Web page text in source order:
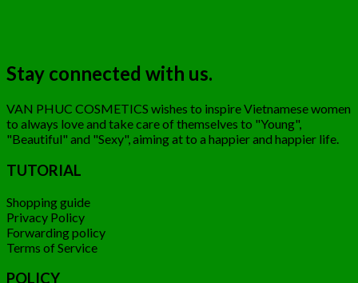
Stay connected with us.
VAN PHUC COSMETICS wishes to inspire Vietnamese women
to always love and take care of themselves to "Young",
"Beautiful" and "Sexy", aiming at to a happier and happier life.
TUTORIAL
Shopping guide
Privacy Policy
Forwarding policy
Terms of Service
POLICY